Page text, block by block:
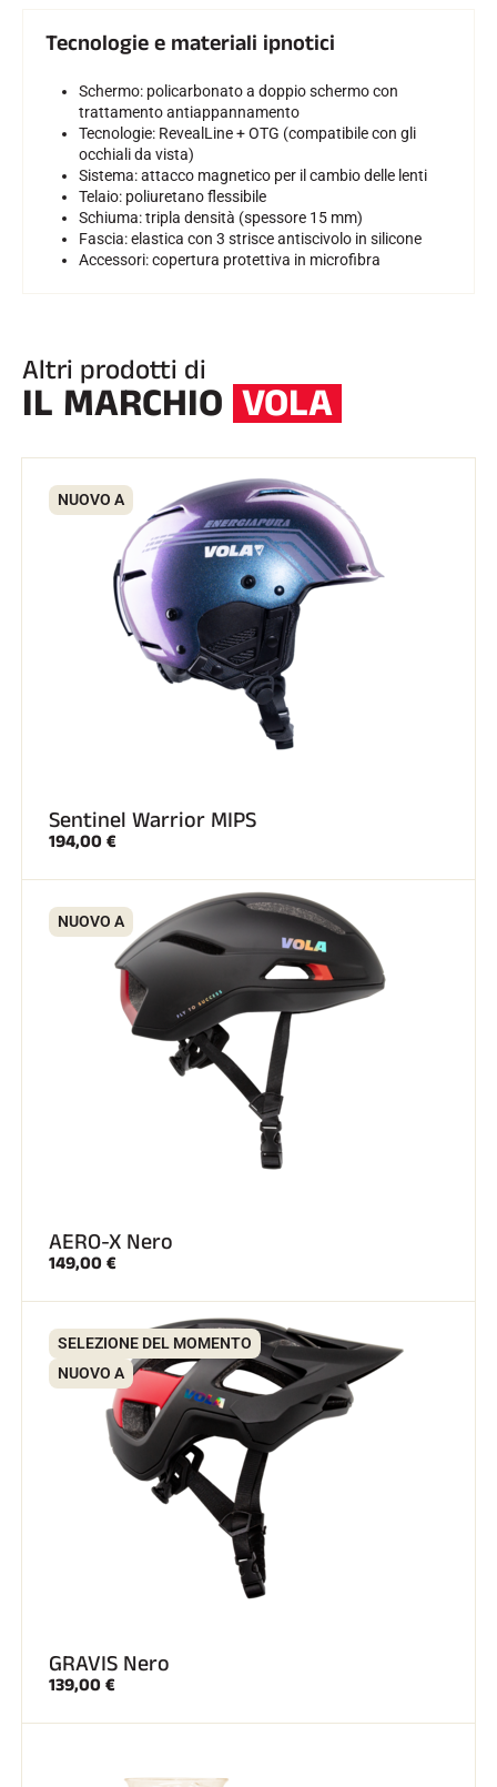
Tecnologie e materiali ipnotici
Schermo: policarbonato a doppio schermo con
trattamento antiappannamento
Tecnologie: RevealLine + OTG (compatibile con gli
occhiali da vista)
Sistema: attacco magnetico per il cambio delle lenti
Telaio: poliuretano flessibile
Schiuma: tripla densità (spessore 15 mm)
Fascia: elastica con 3 strisce antiscivolo in silicone
Accessori: copertura protettiva in microfibra
Altri prodotti di
IL MARCHIO VOLA
NUOVO A
Sentinel Warrior MIPS
194,00 €
NUOVO A
AERO-X Nero
149,00 €
SELEZIONE DEL MOMENTO
NUOVO A
GRAVIS Nero
139,00 €